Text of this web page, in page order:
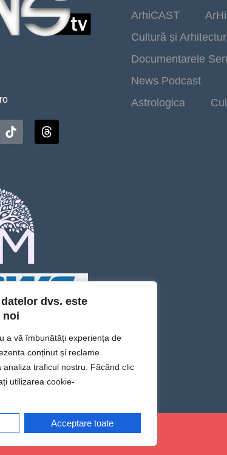
dvs. este
noi
a vă îmbunătăți experiența de
conținut și reclame
analiza traficul nostru. Făcând clic
utilizarea cookie-
Acceptare toate
ArhiCAST
Cultură și
Documentarele
News Podcast
Astrologica
sens omului din tine!